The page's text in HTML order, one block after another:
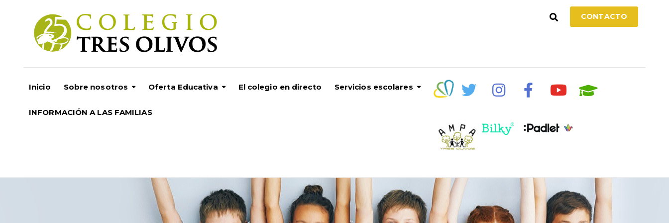
CONTACTO
Inicio Sobre nosotros Oferta Educativa El colegio en directo Servicios escolares
INFORMACIÓN A LAS FAMILIAS